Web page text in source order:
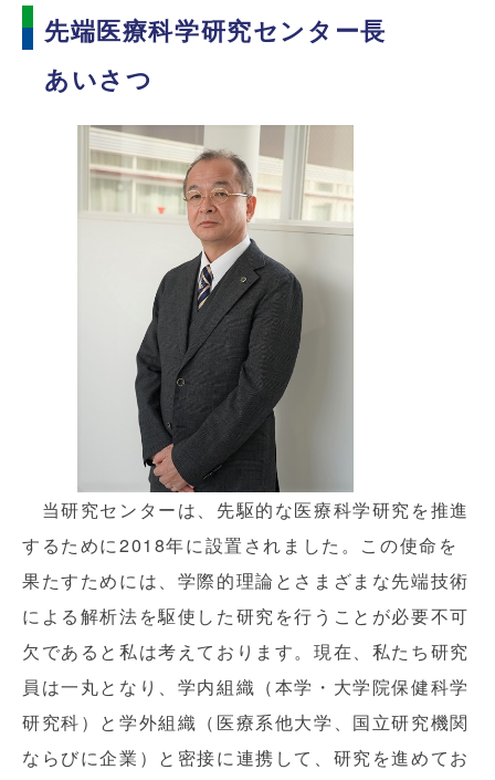
先端医療科学研究センター長
あいさつ
当研究センターは、先駆的な医療科学研究を推進
するために2018年に設置されました。この使命を
果たすためには、学際的理論とさまざまな先端技術
による解析法を駆使した研究を行うことが必要不可
欠であると私は考えております。現在、私たち研究
員は一丸となり、学内組織（本学・大学院保健科学
研究科）と学外組織（医療系他大学、国立研究機関
ならびに企業）と密接に連携して、研究を進めてお